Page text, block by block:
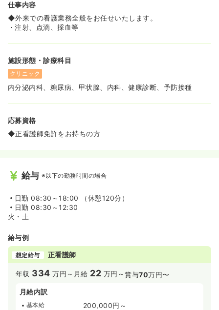
仕事内容
◆外来での看護業務全般をお任せいたします。
・注射、点滴、採血等
施設形態・診療科目
クリニック
内分泌内科、糖尿病、甲状腺、内科、健康診断、予防接種
応募資格
◆正看護師免許をお持ちの方
給与 ※以下の勤務時間の場合
日勤 08:30～18:00 （休憩120分）
日勤 08:30～12:30
火・土
給与例
想定給与 正看護師
年収 334 万円～ 月給 22 万円～賞与70万円〜
月給内訳
基本給 200,000円～